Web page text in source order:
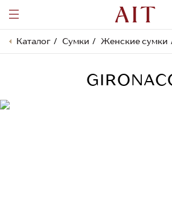
Каталог Сумки Женские сумки